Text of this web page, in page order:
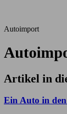
Autoimport
Artikel in
Ein Auto in